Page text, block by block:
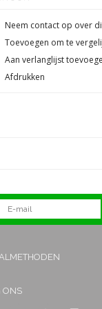
Neem contact op over
Toevoegen om te
Aan verlanglijst
Afdrukken
ONS